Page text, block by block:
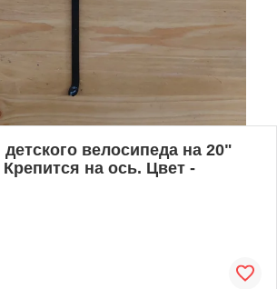
велосипеда на 20"
на ось. Цвет -